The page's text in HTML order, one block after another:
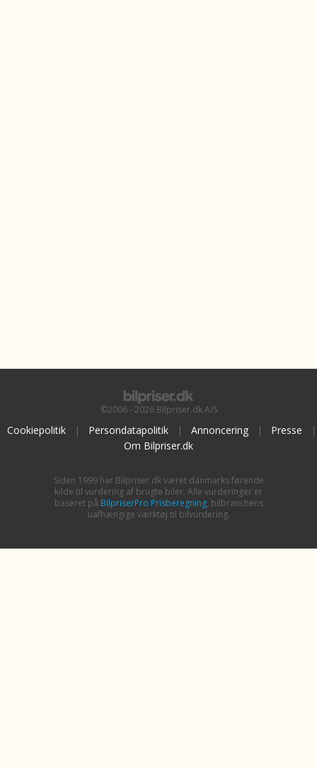
©2006 - 2026 Bilpriser.dk A/S
Cookiepolitik | Persondatapolitik | Annoncering | Presse
|
Om Bilpriser.dk
Siden 1999 har Bilpriser.dk været danmarks førende
kilde til vurdering af brugte biler. Alle vurderinger er
baseret på BilpriserPro Prisberegning, bilbranchens
uafhængige værktøj til bilvurdering.